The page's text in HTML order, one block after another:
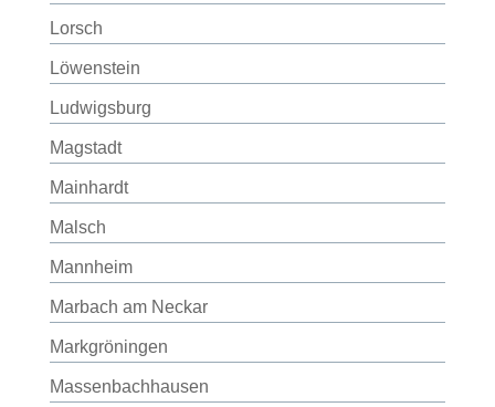
Lorsch
Löwenstein
Ludwigsburg
Magstadt
Mainhardt
Malsch
Mannheim
Marbach am Neckar
Markgröningen
Massenbachhausen